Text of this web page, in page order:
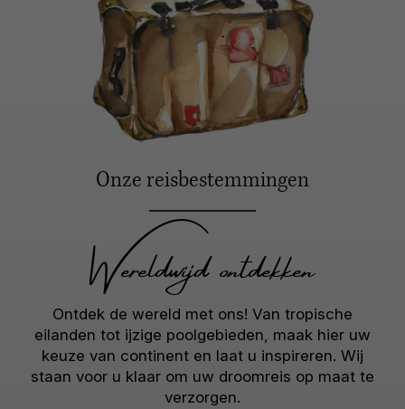
Onze reisbestemmingen
Wereldwijd ontdekken
Ontdek de wereld met ons! Van tropische
eilanden tot ijzige poolgebieden, maak hier uw
keuze van continent en laat u inspireren. Wij
staan voor u klaar om uw droomreis op maat te
verzorgen.